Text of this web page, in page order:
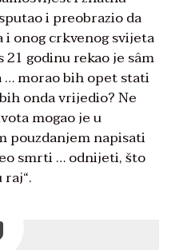
i preobrazio da
i onog crkvenog svijeta
21 godinu rekao je sâm
… morao bih opet stati
onda vrijedio? Ne
mogao je u
pouzdanjem napisati
smrti … odnijeti, što